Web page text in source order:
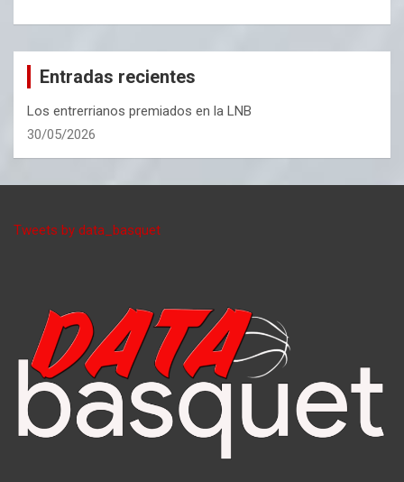
Entradas recientes
Los entrerrianos premiados en la LNB
30/05/2026
Tweets by data_basquet